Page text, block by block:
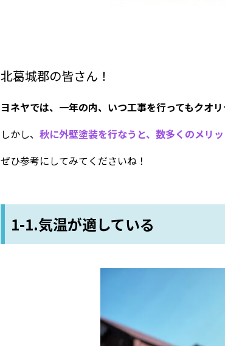
北葛城郡の皆さん！
ヨネヤでは、一年の内、いつ工事を行ってもクオ
しかし、 秋に外壁塗装を行なうと、数多くのメリ
ぜひ参考にしてみてくださいね！
1-1.気温が適している